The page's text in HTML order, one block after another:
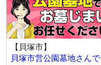
【貝塚市】
貝塚市営公園墓地さんで